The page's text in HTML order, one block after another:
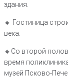
здания.
🔸️ Гостиница
века.
🔸️Со второй
время
музей Псково-